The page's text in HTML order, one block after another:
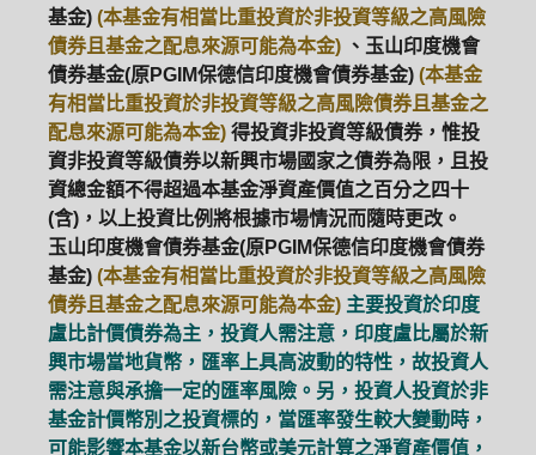
基金) (本基金有相當比重投資於非投資等級之高風險
債券且基金之配息來源可能為本金) 、玉山印度機會
債券基金(原PGIM保德信印度機會債券基金) (本基金
有相當比重投資於非投資等級之高風險債券且基金之
配息來源可能為本金) 得投資非投資等級債券，惟投
資非投資等級債券以新興市場國家之債券為限，且投
資總金額不得超過本基金淨資產價值之百分之四十
(含)，以上投資比例將根據市場情況而隨時更改。
玉山印度機會債券基金(原PGIM保德信印度機會債券
基金) (本基金有相當比重投資於非投資等級之高風險
債券且基金之配息來源可能為本金) 主要投資於印度
盧比計價債券為主，投資人需注意，印度盧比屬於新
興市場當地貨幣，匯率上具高波動的特性，故投資人
需注意與承擔一定的匯率風險。另，投資人投資於非
基金計價幣別之投資標的，當匯率發生較大變動時，
可能影響本基金以新台幣或美元計算之淨資產價值，